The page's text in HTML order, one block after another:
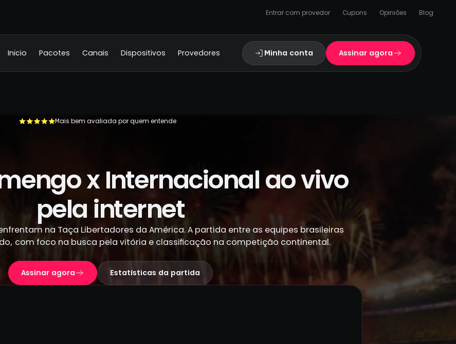
Entrar com provedor Cupons Opiniões Blog
Início Pacotes Canais Dispositivos Provedores Minha conta Assinar agora
Mais bem avaliada por quem entende
x Internacional ao vivo
pela internet
na Taça Libertadores da América. A partida entre as equipes brasileiras
com foco na busca pela vitória e classificação na competição continental.
Assinar agora Estatísticas da partida